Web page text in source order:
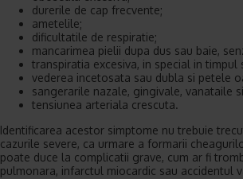
durerile de cap frecvente;
ametelile;
dificultatile de respiratie;
mancarimea pielii dupa dus sau baie,
transpiratia excesiva, in special in timpul
vederea incetosata sau dubla si petele
sangerarile nazale, gingivale, vanataile
tensiunea arteriala crescuta.
Identificarea acestor simptome nu trebuie
cazurile severe, ca urmare a formarii
poate duce la complicatii grave, cum ar fi
pulmonara, infarctul miocardic sau accidentul